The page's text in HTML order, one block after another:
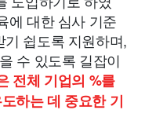
에 대한 심사 기준
쉽도록 지원하며,
수 있도록 길잡이
전체 기업의 %를
하는 데 중요한 기